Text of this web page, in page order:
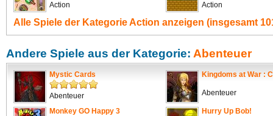
Action Action
Alle Spiele der KategorieAction anzeigen (insgesamt
Andere Spiele aus der Kategorie: Abenteuer
Mystic Cards
Abenteuer
Kingdoms at War :
Abenteuer
Monkey GO Happy 3 Hurry Up Bob!